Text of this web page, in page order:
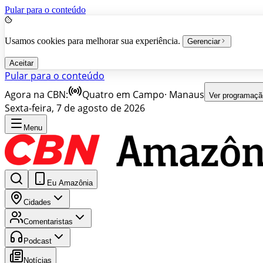
Pular para o conteúdo
Usamos cookies para melhorar sua experiência. Gerenciar
Aceitar
Pular para o conteúdo
Agora na CBN:
Quatro em Campo· Manaus Ver
Sexta-feira, 7 de agosto de 2026
Menu
Eu Amazônia
Cidades
Comentaristas
Podcast
Notícias